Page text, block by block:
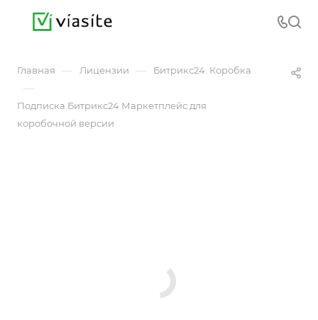
Главная — Лицензии — Битрикс24. Коробка
—
Подписка Битрикс24 Маркетплейс для
коробочной версии